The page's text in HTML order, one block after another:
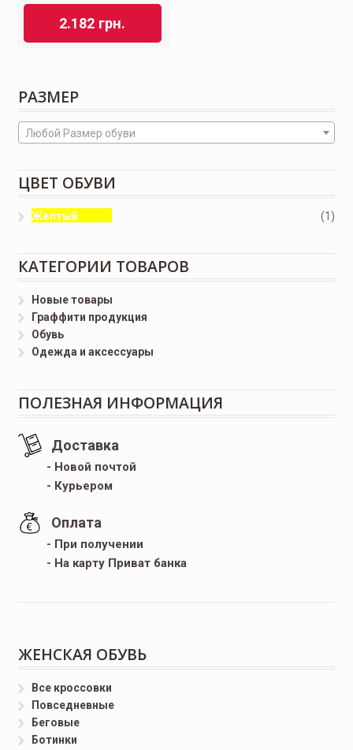
2.182 грн.
РАЗМЕР
Любой Размер обуви
ЦВЕТ ОБУВИ
Желтый (1)
КАТЕГОРИИ ТОВАРОВ
Новые товары
Граффити продукция
Обувь
Одежда и аксессуары
ПОЛЕЗНАЯ ИНФОРМАЦИЯ
Доставка
- Новой почтой
- Курьером
Оплата
- При получении
- На карту Приват банка
ЖЕНСКАЯ ОБУВЬ
Все кроссовки
Повседневные
Беговые
Ботинки